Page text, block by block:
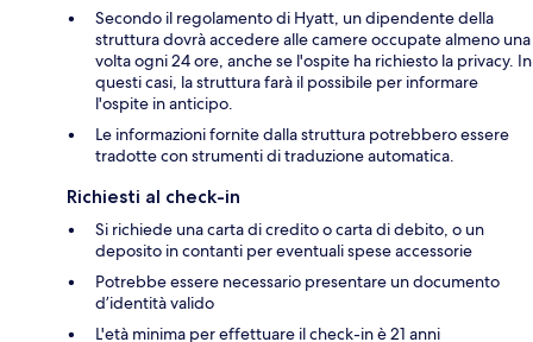
Secondo il regolamento di Hyatt, un dipendente della
struttura dovrà accedere alle camere occupate almeno una
volta ogni 24 ore, anche se l'ospite ha richiesto la privacy. In
questi casi, la struttura farà il possibile per informare
l'ospite in anticipo.
Le informazioni fornite dalla struttura potrebbero essere
tradotte con strumenti di traduzione automatica.
Richiesti al check-in
Si richiede una carta di credito o carta di debito, o un
deposito in contanti per eventuali spese accessorie
Potrebbe essere necessario presentare un documento
d’identità valido
L'età minima per effettuare il check-in è 21 anni